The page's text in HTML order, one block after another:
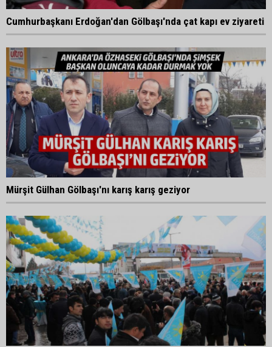
Cumhurbaşkanı Erdoğan'dan Gölbaşı'nda çat kapı ev ziyareti
Mürşit Gülhan Gölbaşı'nı karış karış geziyor